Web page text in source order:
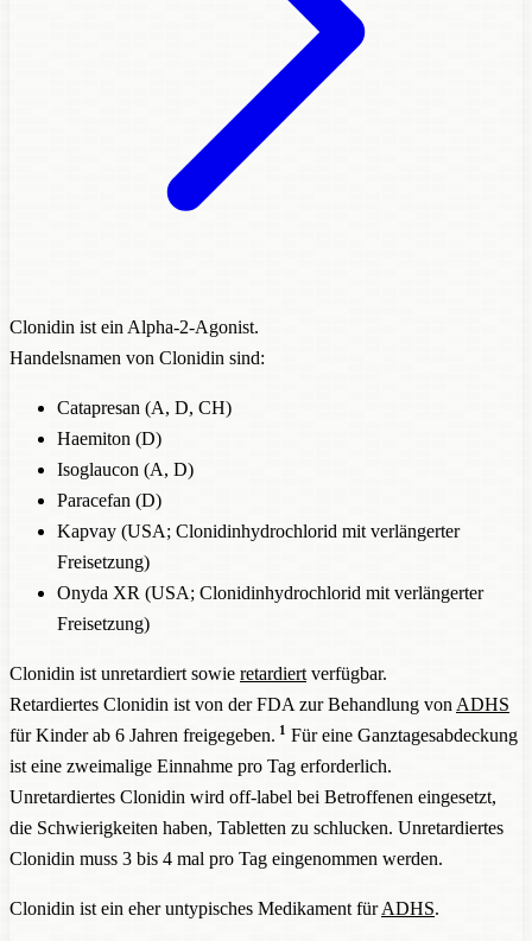
Clonidin ist ein Alpha-2-Agonist.
Handelsnamen von Clonidin sind:
Catapresan (A, D, CH)
Haemiton (D)
Isoglaucon (A, D)
Paracefan (D)
Kapvay (USA; Clonidinhydrochlorid mit verlängerter
Freisetzung)
Onyda XR (USA; Clonidinhydrochlorid mit verlängerter
Freisetzung)
Clonidin ist unretardiert sowie retardiert verfügbar.
Retardiertes Clonidin ist von der FDA zur Behandlung von ADHS
für Kinder ab 6 Jahren freigegeben. 1 Für eine Ganztagesabdeckung
ist eine zweimalige Einnahme pro Tag erforderlich.
Unretardiertes Clonidin wird off-label bei Betroffenen eingesetzt,
die Schwierigkeiten haben, Tabletten zu schlucken. Unretardiertes
Clonidin muss 3 bis 4 mal pro Tag eingenommen werden.
Clonidin ist ein eher untypisches Medikament fürADHS.